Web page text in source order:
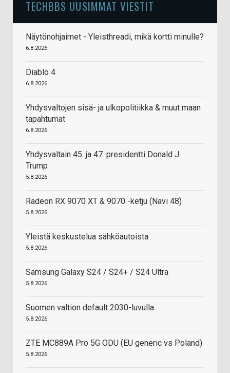
TECHBBS UUSIMMAT VIESTIT
Näytönohjaimet - Yleisthreadi, mikä kortti minulle?
6.8.2026
Diablo 4
6.8.2026
Yhdysvaltojen sisä- ja ulkopolitiikka & muut maan
tapahtumat
6.8.2026
Yhdysvaltain 45. ja 47. presidentti Donald J.
Trump
5.8.2026
Radeon RX 9070 XT & 9070 -ketju (Navi 48)
5.8.2026
Yleistä keskustelua sähköautoista
5.8.2026
Samsung Galaxy S24 / S24+ / S24 Ultra
5.8.2026
Suomen valtion default 2030-luvulla
5.8.2026
ZTE MC889A Pro 5G ODU (EU generic vs Poland)
5.8.2026